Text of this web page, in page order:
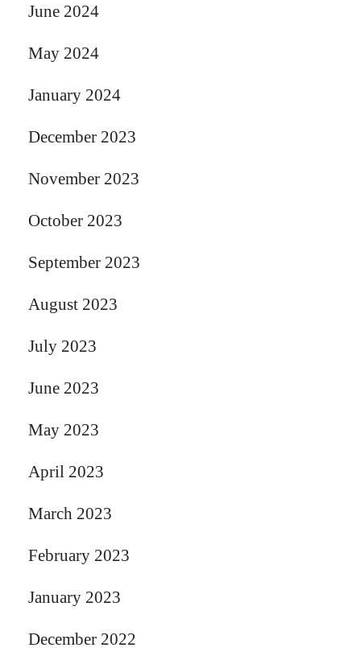
June 2024
May 2024
January 2024
December 2023
November 2023
October 2023
September 2023
August 2023
July 2023
June 2023
May 2023
April 2023
March 2023
February 2023
January 2023
December 2022